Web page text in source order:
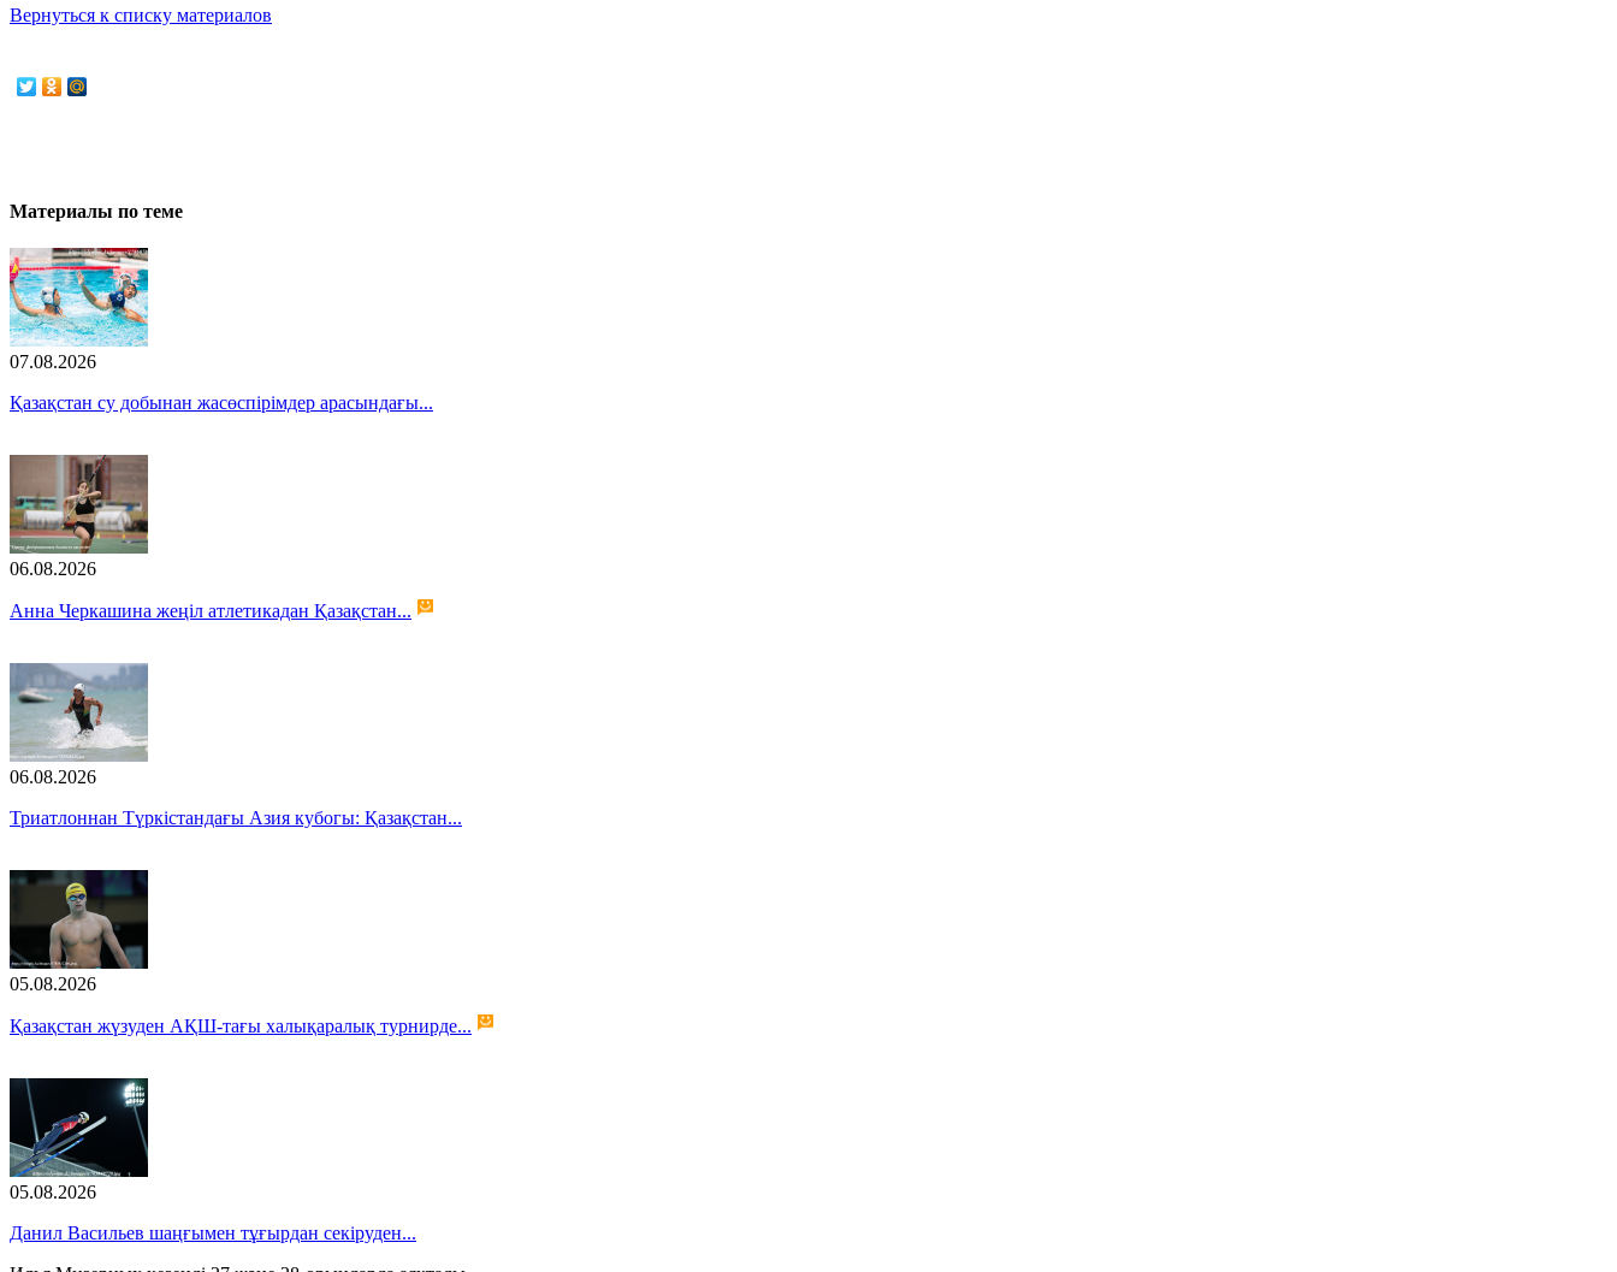
Вернуться к списку материалов
Материалы по теме
07.08.2026
Қазақстан су добынан жасөспірімдер арасындағы...
06.08.2026
Анна Черкашина жеңіл атлетикадан Қазақстан...
06.08.2026
Триатлоннан Түркістандағы Азия кубогы: Қазақстан...
05.08.2026
Қазақстан жүзуден АҚШ-тағы халықаралық турнирде...
05.08.2026
Данил Васильев шаңғымен тұғырдан секіруден...